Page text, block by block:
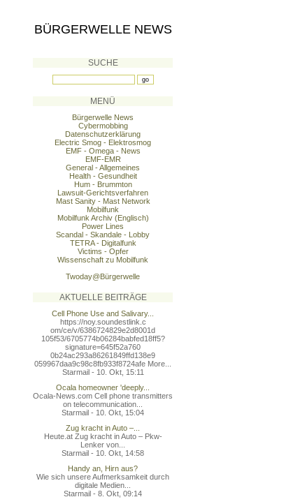
BÜRGERWELLE NEWS
SUCHE
MENÜ
Bürgerwelle News
Cybermobbing
Datenschutzerklärung
Electric Smog - Elektrosmog
EMF - Omega - News
EMF-EMR
General - Allgemeines
Health - Gesundheit
Hum - Brummton
Lawsuit-Gerichtsverfahren
Mast Sanity - Mast Network
Mobilfunk
Mobilfunk Archiv (Englisch)
Power Lines
Scandal - Skandale - Lobby
TETRA - Digitalfunk
Victims - Opfer
Wissenschaft zu Mobilfunk
Twoday@Bürgerwelle
AKTUELLE BEITRÄGE
Cell Phone Use and Salivary...
https://noy.soundestlink.c
om/ce/v/6386724829e2d8001d
105f53/6705774b06284babfed18ff5?
signature=645f52a760
0b24ac293a86261849ffd138e9
059967daa9c98c8fb933f8724afe More...
Starmail - 10. Okt, 15:11
Ocala homeowner 'deeply...
Ocala-News.com Cell phone transmitters
on telecommunication...
Starmail - 10. Okt, 15:04
Zug kracht in Auto –...
Heute.at Zug kracht in Auto – Pkw-
Lenker von...
Starmail - 10. Okt, 14:58
Handy an, Hirn aus?
Wie sich unsere Aufmerksamkeit durch
digitale Medien...
Starmail - 8. Okt, 09:14